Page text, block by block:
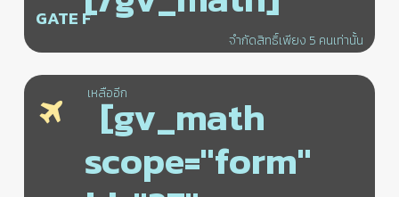
GATE F
จำกัดสิทธิ์เพียง 5 คนเท่านั้น
เหลืออีก
[gv_math
scope="form"